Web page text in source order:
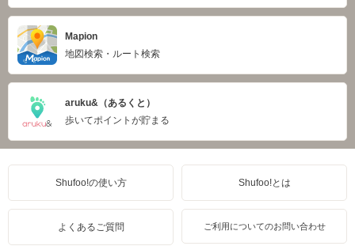
Mapion
地図検索・ルート検索
aruku&（あるくと）
歩いてポイントが貯まる
Shufoo!の使い方 Shufoo!とは
よくあるご質問 ご利用についてのお問い合わせ